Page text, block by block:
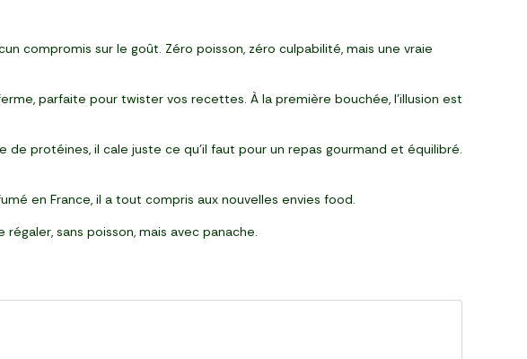
compromis sur le goût. Zéro poisson, zéro culpabilité, mais une vraie
parfaite pour twister vos recettes. À la première bouchée, l’illusion est
protéines, il cale juste ce qu’il faut pour un repas gourmand et équilibré.
en France, il a tout compris aux nouvelles envies food.
sans poisson, mais avec panache.